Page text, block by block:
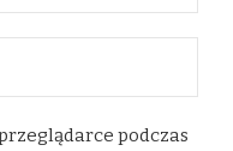
podczas